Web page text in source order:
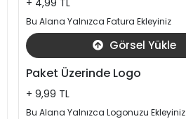
+ 4,99 TL
Bu Alana Yalnızca Fatura Ekleyiniz
Görsel Yükle
Paket Üzerinde Logo
+ 9,99 TL
Bu Alana Yalnızca Logonuzu Ekleyiniz